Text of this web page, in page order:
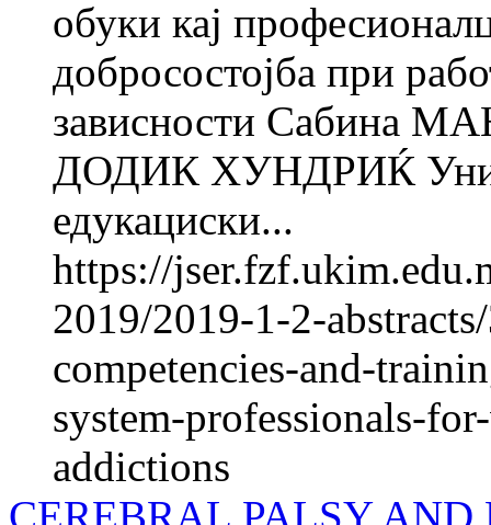
обуки кај
добросостојба при
зависности Сабина
ДОДИК ХУНДРИЌ
едукациски...
https://
2019/2019-1-2-
competencies-and-
system-professionals-
addictions
CEREBRAL PALSY